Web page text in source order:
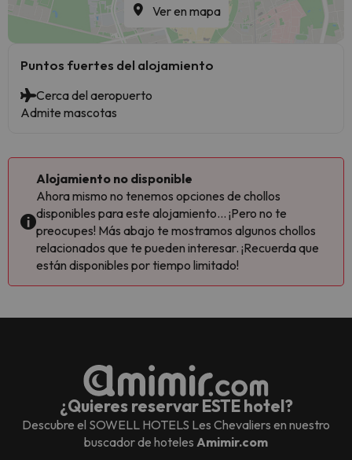
Ver en mapa
Puntos fuertes del alojamiento
Cerca del aeropuerto
Admite mascotas
Alojamiento no disponible
Ahora mismo no tenemos opciones de chollos
disponibles para este alojamiento... ¡Pero no te
preocupes! Más abajo te mostramos algunos chollos
relacionados que te pueden interesar. ¡Recuerda que
están disponibles por tiempo limitado!
¿Quieres reservar ESTE hotel?
Descubre el SOWELL HOTELS Les Chevaliers en nuestro
buscador de hoteles Amimir.com